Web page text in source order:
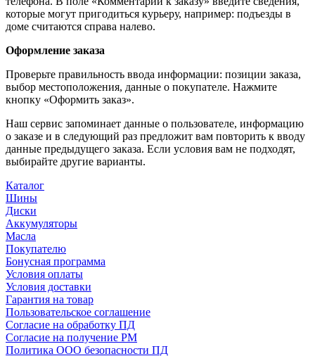
которые могут пригодиться курьеру, например: подъезды в
доме считаются справа налево.
Оформление заказа
Проверьте правильность ввода информации: позиции заказа,
выбор местоположения, данные о покупателе. Нажмите
кнопку «Оформить заказ».
Наш сервис запоминает данные о пользователе, информацию
о заказе и в следующий раз предложит вам повторить к вводу
данные предыдущего заказа. Если условия вам не подходят,
выбирайте другие варианты.
Каталог
Шины
Диски
Аккумуляторы
Масла
Покупателю
Бонусная программа
Условия оплаты
Условия доставки
Гарантия на товар
Пользовательское соглашение
Согласие на обработку ПД
Согласие на получение РМ
Политика ООО безопасности ПД